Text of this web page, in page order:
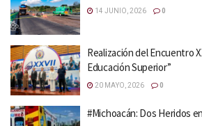
14 JUNIO, 2026 0
Realización del Encuentro
Educación Superior”
20 MAYO, 2026 0
#Michoacán: Dos Heridos